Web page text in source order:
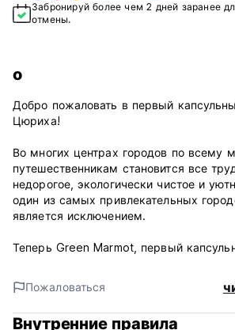
Забронируй более чем 2 дней заранее
отмены.
о
Добро пожаловать в первый
Цюриха!
Во многих центрах городов по всему
путешественникам становится все
недорогое, экологически чистое и
один из самых привлекательных
является исключением.
Теперь Green Marmot, первый
Основанный на новаторской идее из
Marmot предлагает гостям идеальное
одном из лучших мест города.
Пожаловаться
Внутренние правила